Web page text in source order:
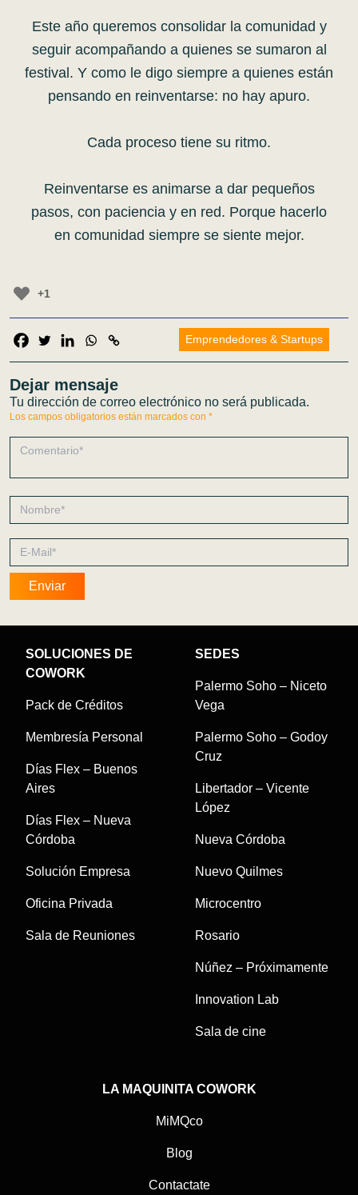
Este año queremos consolidar la comunidad y
seguir acompañando a quienes se sumaron al
festival. Y como le digo siempre a quienes están
pensando en reinventarse: no hay apuro.
Cada proceso tiene su ritmo.
Reinventarse es animarse a dar pequeños
pasos, con paciencia y en red. Porque hacerlo
en comunidad siempre se siente mejor.
+1
Emprendedores & Startups
Dejar mensaje
Tu dirección de correo electrónico no será publicada.
Los campos obligatorios están marcados con *
SOLUCIONES DE
COWORK
Pack de Créditos
Membresía Personal
Días Flex – Buenos
Aires
Días Flex – Nueva
Córdoba
Solución Empresa
Oficina Privada
Sala de Reuniones
SEDES
Palermo Soho – Niceto
Vega
Palermo Soho – Godoy
Cruz
Libertador – Vicente
López
Nueva Córdoba
Nuevo Quilmes
Microcentro
Rosario
Núñez – Próximamente
Innovation Lab
Sala de cine
LA MAQUINITA COWORK
MiMQco
Blog
Contactate